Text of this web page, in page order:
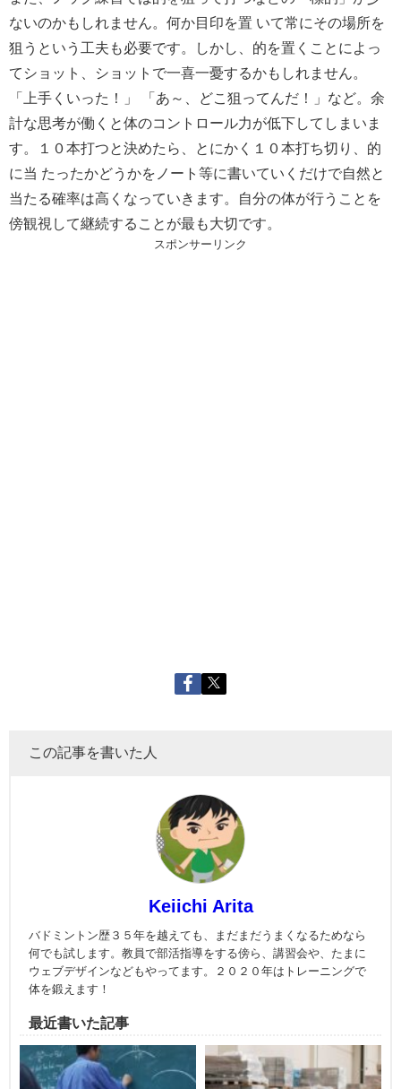
ないのかもしれません。何か目印を置 いて常にその場所を
狙うという工夫も必要です。しかし、的を置くことによっ
てショット、ショットで一喜一憂するかもしれません。
「上手くいった！」 「あ～、どこ狙ってんだ！」など。余
計な思考が働くと体のコントロール力が低下してしまいま
す。１０本打つと決めたら、とにかく１０本打ち切り、的
に当 たったかどうかをノート等に書いていくだけで自然と
当たる確率は高くなっていきます。自分の体が行うことを
傍観視して継続することが最も大切です。
スポンサーリンク
この記事を書いた人
Keiichi Arita
バドミントン歴３５年を越えても、まだまだうまくなるためなら
何でも試します。教員で部活指導をする傍ら、講習会や、たまに
ウェブデザインなどもやってます。２０２０年はトレーニングで
体を鍛えます！
最近書いた記事